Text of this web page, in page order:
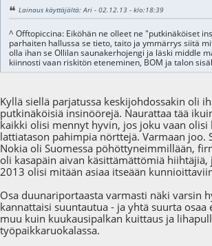
Lainaus käyttäjältä: Ari - 02.12.13 - klo:18:39
^ Offtopiccina: Eiköhän ne olleet ne "putkinäköiset
parhaiten hallussa se tieto, taito ja ymmärrys siitä
olla ihan se Ollilan saunakerhojengi ja läski middle
kiinnosti vaan riskitön eteneminen, BOM ja talon
Kyllä siellä parjatussa keskijohdossakin oli
putkinäköisiä insinöörejä. Naurattaa tää
kaikki olisi mennyt hyvin, jos joku vaan
lattiatason pahimpia nörttejä. Varmaan joo.
Nokia oli Suomessa pöhöttyneimmillään,
oli kasapäin aivan käsittämättömiä
2013 olisi mitään asiaa itseään
Osa duunariportaasta varmasti näki varsin
kannattaisi suuntautua - ja yhtä suurta
muu kuin kuukausipalkan kuittaus ja
työpaikkaruokalassa.